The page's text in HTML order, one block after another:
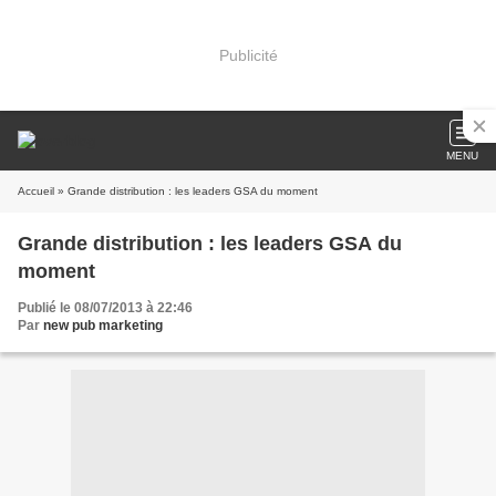
Publicité
MENU
Accueil » Grande distribution : les leaders GSA du moment
Grande distribution : les leaders GSA du
moment
Publié le 08/07/2013 à 22:46
Par new pub marketing